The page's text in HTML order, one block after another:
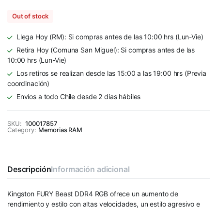
Out of stock
Llega Hoy (RM): Si compras antes de las 10:00 hrs (Lun-Vie)
Retira Hoy (Comuna San Miguel): Si compras antes de las
10:00 hrs (Lun-Vie)
Los retiros se realizan desde las 15:00 a las 19:00 hrs (Previa
coordinación)
Envíos a todo Chile desde 2 días hábiles
SKU: 100017857
Category: Memorias RAM
DescripciónInformación adicional
Kingston FURY Beast DDR4 RGB ofrece un aumento de
rendimiento y estilo con altas velocidades, un estilo agresivo e